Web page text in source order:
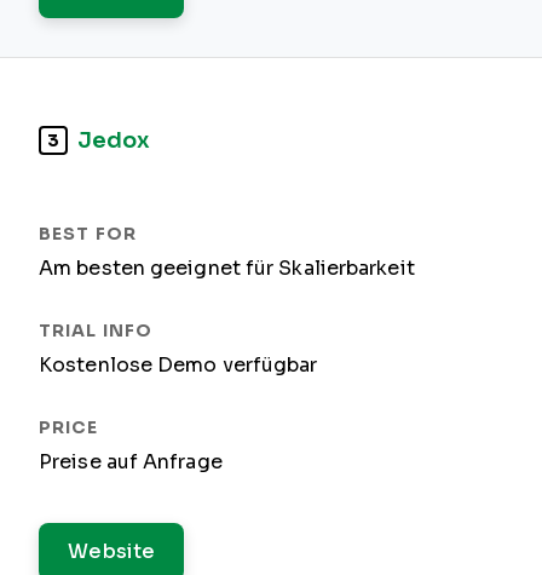
3 Jedox
Am besten geeignet für Skalierbarkeit
Kostenlose Demo verfügbar
Preise auf Anfrage
Website